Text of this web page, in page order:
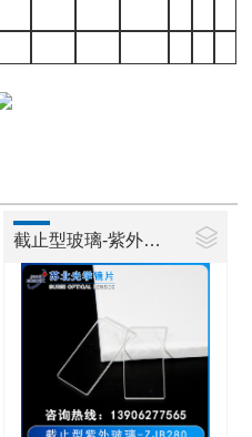
截止型玻璃-紫外玻璃ZJB280